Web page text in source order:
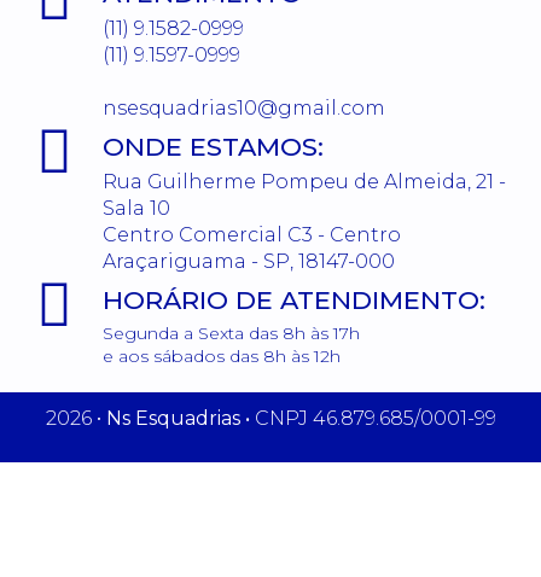
(11) 9.1582-0999
(11) 9.1597-0999
nsesquadrias10@gmail.com
ONDE ESTAMOS:
Rua Guilherme Pompeu de Almeida, 21 -
Sala 10
Centro Comercial C3 - Centro
Araçariguama - SP, 18147-000
HORÁRIO DE ATENDIMENTO:
Segunda a Sexta das 8h às 17h
e aos sábados das 8h às 12h
2026 • Ns Esquadrias •CNPJ 46.879.685/0001-99